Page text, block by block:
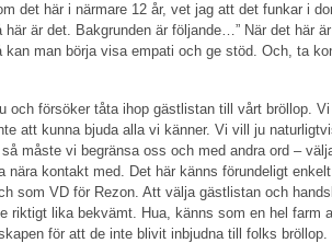
det här i närmare 12 år, vet jag att det funkar i
är det. Bakgrunden är följande…” När det här
kan man börja visa empati och ge stöd. Och, ta
och försöker tåta ihop gästlistan till vårt bröllop.
att kunna bjuda alla vi känner. Vi vill ju
måste vi begränsa oss och med andra ord –
kontakt med. Det här känns förundeligt
som VD för Rezon. Att välja gästlistan och
riktigt lika bekvämt. Hua, känns som en hel farm
för att de inte blivit inbjudna till folks